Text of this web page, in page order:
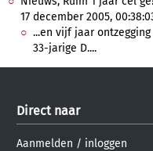
17 december 2005,
...en vijf jaar
33-jarige D....
Direct naar
Aanmelden / inloggen